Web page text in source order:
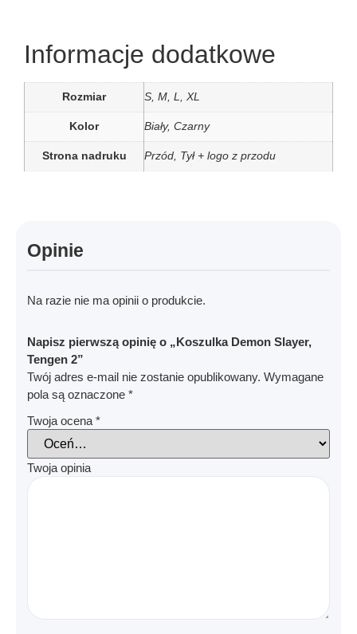
Informacje dodatkowe
Rozmiar S, M, L, XL
Kolor Biały, Czarny
Strona nadruku Przód, Tył + logo z przodu
Opinie
Na razie nie ma opinii o produkcie.
Napisz pierwszą opinię o „Koszulka Demon Slayer,
Tengen 2”
Twój adres e-mail nie zostanie opublikowany. Wymagane
pola są oznaczone *
Twoja ocena *
Twoja opinia